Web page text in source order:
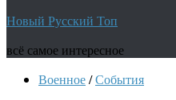
Новый Русский Топ
всё самое интересное
Военное/События